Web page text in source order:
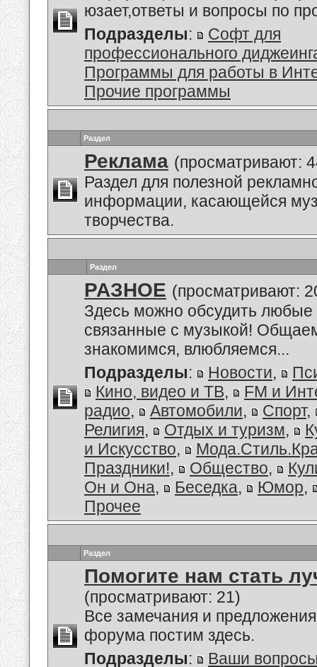
юзает,ответы и вопросы по
Подразделы:
Софт для
профессионального
Программы для работы в
Прочие программы
Раздел
Реклама (просматривают:
Раздел для полезной
информации, касающейся
творчества.
Раздел
РАЗНОЕ (просматривают:
Здесь можно обсудить
связанные с музыкой!
знакомимся, влюбляемся...
Подразделы: Новости,
Кино, видео и ТВ,
FM и
радио, Автомобили, Спорт,
Религия, Отдых и туризм,
и Искусство,
Праздники!, Общество,
Он и Она, Беседка, Юмор,
Прочее
Раздел
Помогите нам стать
(просматривают: 21)
Все замечания и
форума постим здесь.
Подразделы:
Ваши